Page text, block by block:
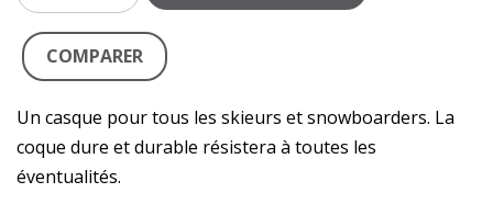
COMPARER
Un casque pour tous les skieurs et snowboarders. La
coque dure et durable résistera à toutes les
éventualités.